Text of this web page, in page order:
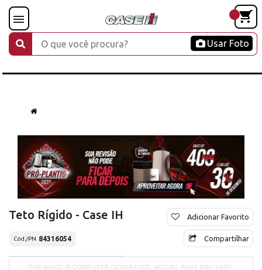
Usar Foto
Teto Rígido - Case IH
Cód./PN 84316054
Adicionar Favorito
Compartilhar